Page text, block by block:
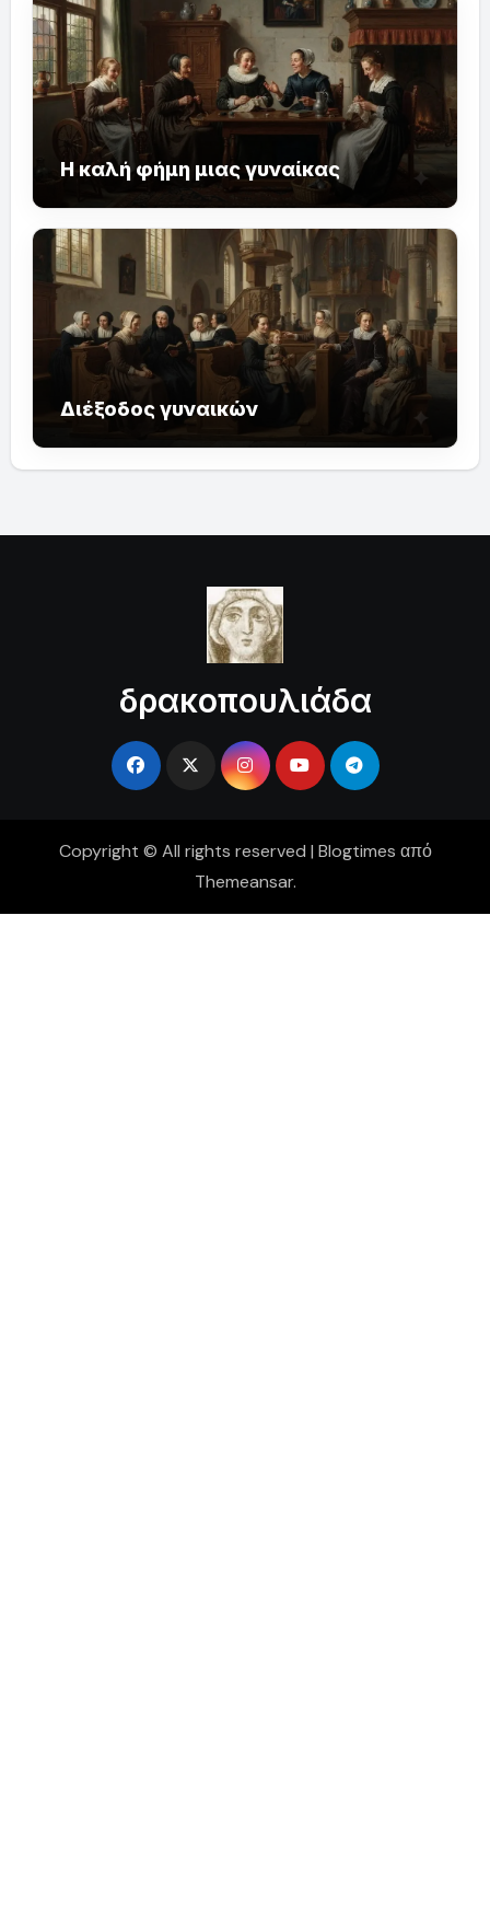
Η καλή φήμη μιας γυναίκας
Διέξοδος γυναικών
δρακοπουλιάδα
Copyright © All rights reserved | Blogtimes από
Themeansar.